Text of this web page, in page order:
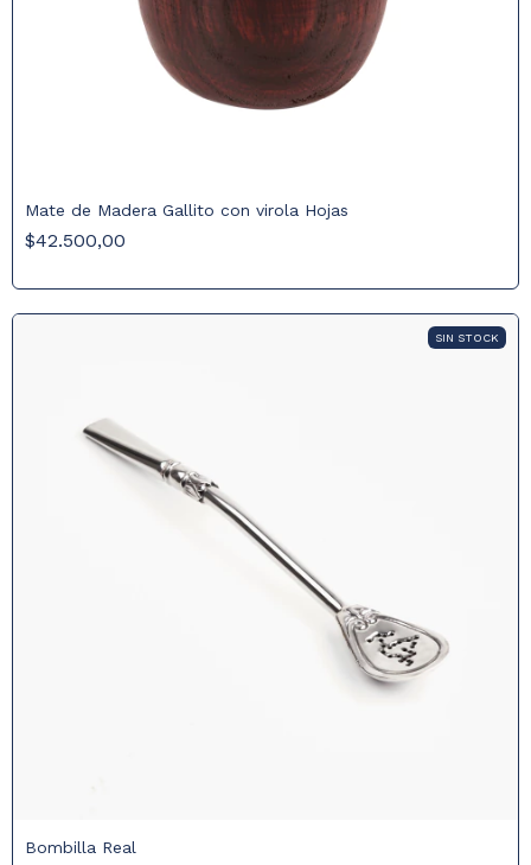
Mate de Madera Gallito con virola Hojas
$42.500,00
SIN STOCK
Bombilla Real